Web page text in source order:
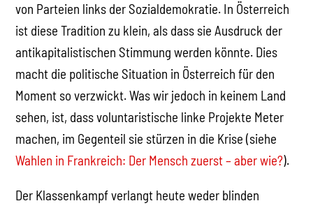
von Parteien links der Sozialdemokratie. In Österreich
ist diese Tradition zu klein, als dass sie Ausdruck der
antikapitalistischen Stimmung werden könnte. Dies
macht die politische Situation in Österreich für den
Moment so verzwickt. Was wir jedoch in keinem Land
sehen, ist, dass voluntaristische linke Projekte Meter
machen, im Gegenteil sie stürzen in die Krise (siehe
Wahlen in Frankreich: Der Mensch zuerst – aber wie?).
Der Klassenkampf verlangt heute weder blinden